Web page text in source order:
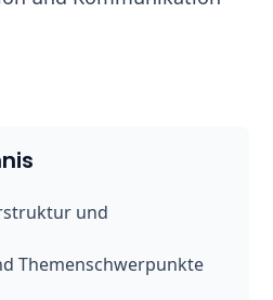
und
Themenschwerpunkte